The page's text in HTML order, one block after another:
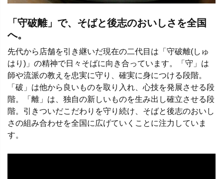
「守破離」で、そばと後志のおいしさを全国
へ。
先代から店舗を引き継いだ現在の二代目は「守破離(しゅ
はり)」の精神で日々そばに向き合っています。「守」は
師や流派の教えを忠実に守り、確実に身につける段階。
「破」は他から良いものを取り入れ、心技を発展させる段
階。「離」は、独自の新しいものを生み出し確立させる段
階。引きついだこだわりを守り続け、そばと後志のおいし
さの組み合わせを全国に広げていくことに注力していま
す。